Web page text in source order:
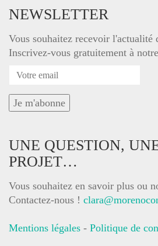
NEWSLETTER
Vous souhaitez recevoir l'actualité
Inscrivez-vous gratuitement à
UNE QUESTION,
PROJET…
Vous souhaitez en savoir plus ou
Contactez-nous !
Mentions légales - Politique de